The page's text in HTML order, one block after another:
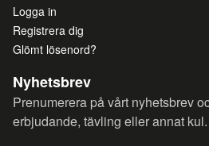
Logga in
Registrera dig
Glömt lösenord?
Nyhetsbrev
Prenumerera på vårt nyhetsbrev
erbjudande, tävling eller annat kul.